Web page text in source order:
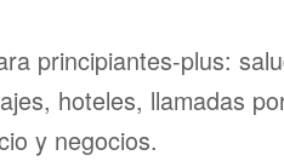
principiantes-plus:
hoteles, llamadas
y negocios.